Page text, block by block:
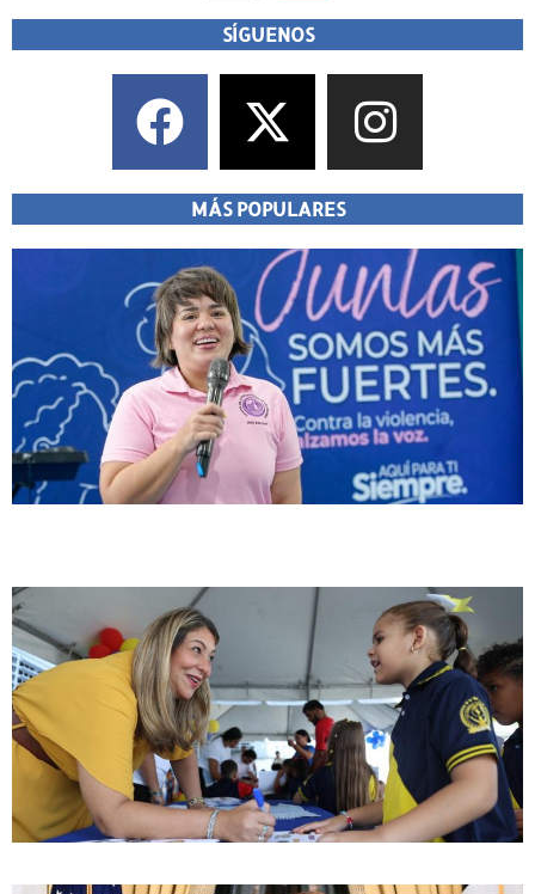
SÍGUENOS
MÁS POPULARES